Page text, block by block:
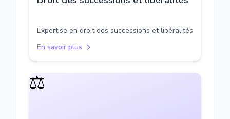
Expertise en droit des successions et libéralités
En savoir plus
⚖️